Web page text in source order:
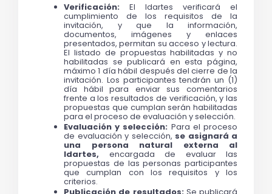
Verificación: El Idartes verificará el
cumplimiento de los requisitos de la
invitación, y que la información,
documentos, imágenes y enlaces
presentados, permitan su acceso y lectura.
El listado de propuestas habilitadas y no
habilitadas se publicará en esta página,
máximo 1 día hábil después del cierre de la
invitación. Los participantes tendrán un (1)
día hábil para enviar sus comentarios
frente a los resultados de verificación, y las
propuestas que cumplan serán habilitadas
para el proceso de evaluación y selección.
Evaluación y selección: Para el proceso
de evaluación y selección, se asignará a
una persona natural externa al
Idartes, encargada de evaluar las
propuestas de las personas participantes
que cumplan con los requisitos y los
criterios.